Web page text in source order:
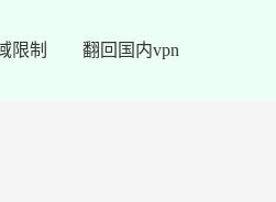
限制 翻回国内vpn